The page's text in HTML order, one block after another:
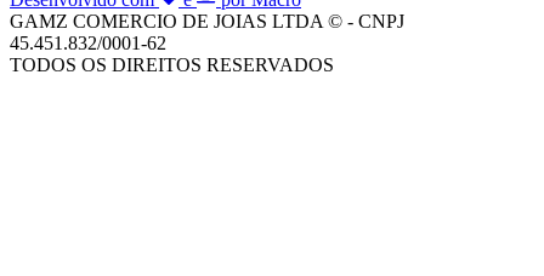
GAMZ COMERCIO DE JOIAS LTDA © - CNPJ
45.451.832/0001-62
TODOS OS DIREITOS RESERVADOS